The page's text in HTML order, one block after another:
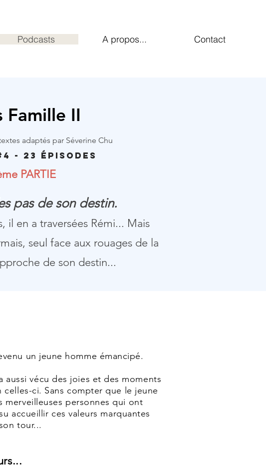
Podcasts A propos... Contact
Famille II
adaptés par Séverine Chu
- 23 Épisodes
PARTIE
pas de son destin.
il en a traversées Rémi... Mais
, seul face aux rouages de la
de son destin...
un jeune homme émancipé.
aussi vécu des joies et des moments
ci. Sans compter que le jeune
merveilleuses personnes qui ont
accueillir ces valeurs marquantes
tour...